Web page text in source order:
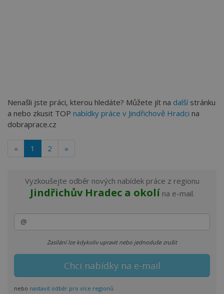
Nenašli jste práci, kterou hledáte? Můžete jít na dalšístránku
a nebo zkusit TOP nabídky práce v Jindřichově Hradci na
dobraprace.cz
« 1 2 »
Vyzkoušejte odběr nových nabídek práce z regionu
Jindřichův Hradec a okolí na e-mail.
Zasílání lze kdykoliv upravit nebo jednoduše zrušit
nebo nastavit odběr pro více regionů